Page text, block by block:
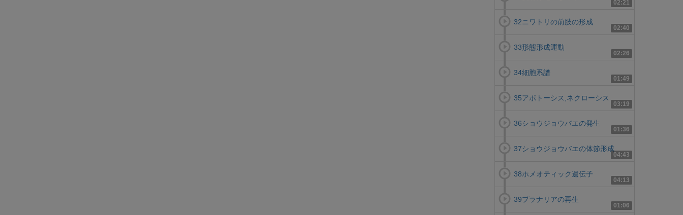
02:21
02:40
32ニワトリの前肢の形成
02:26
33形態形成運動
01:49
34細胞系譜
03:19
35アポトーシス,ネクローシス
01:36
36ショウジョウバエの発生
04:43
37ショウジョウバエの体節形成
04:13
38ホメオティック遺伝子
01:06
39プラナリアの再生